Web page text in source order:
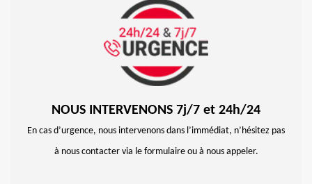
NOUS INTERVENONS 7j/7 et 24h/24
En cas d’urgence, nous intervenons dans l’immédiat, n’hésitez pas
à nous contacter via le formulaire ou à nous appeler.